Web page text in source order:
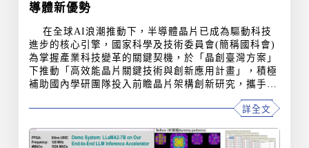
導體新優勢
在全球AI浪潮推動下，半導體晶片已成為驅動科技
進步的核心引擎，國家科學及技術委員會(簡稱國科會)
為掌握產業科技變革的關鍵契機，於「晶創臺灣方案」
下推動「高效能晶片關鍵技術與創新應用計畫」，積極
補助國內學研團隊投入前瞻晶片架構創新研究，攜手國
國高效能晶片設計能量與高階人才培育，持續推進我國
今，引燃臺灣產學研豐沛前瞻技術能量，發展出多項具
詳全文